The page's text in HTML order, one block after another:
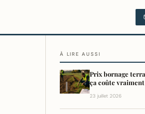
À LIRE AUSSI
Prix bornage
ça coûte
23 juillet 2026